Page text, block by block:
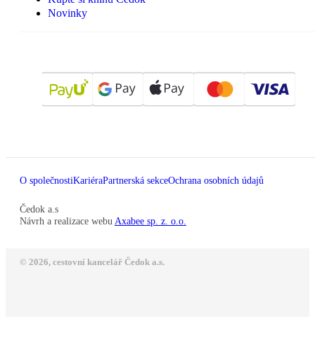
Novinky
O společnostiKariéraPartnerská sekceOchrana osobních údajů
Čedok a.s
Návrh a realizace webu Axabee sp. z. o.o.
© 2026, cestovní kancelář Čedok a.s.